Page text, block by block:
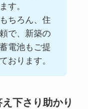
す。
ちろん、住
で、新築の
電池もご提
おります。
下さり助かり